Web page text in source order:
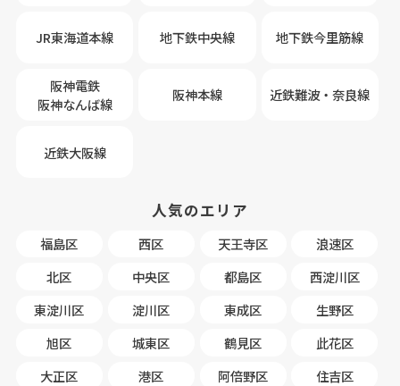
JR東海道本線 地下鉄中央線 地下鉄今里筋線
阪神電鉄
阪神なんば線
阪神本線 近鉄難波・奈良線
近鉄大阪線
人気のエリア
福島区 西区 天王寺区
浪速区
北区
中央区 都島区
西淀川区
東淀川区
淀川区 東成区
生野区
旭区
城東区 鶴見区
此花区
大正区
港区 阿倍野区
住吉区